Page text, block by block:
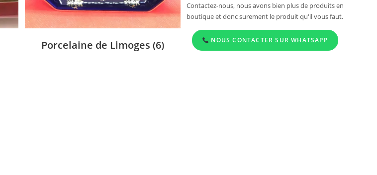
Porcelaine de Limoges (6)
Contactez-nous, nous avons bien plus de produits en
boutique et donc surement le produit qu'il vous faut.
NOUS CONTACTER SUR WHATSAPP